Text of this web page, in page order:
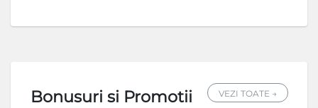
Bonusuri si Promotii VEZI TOATE →